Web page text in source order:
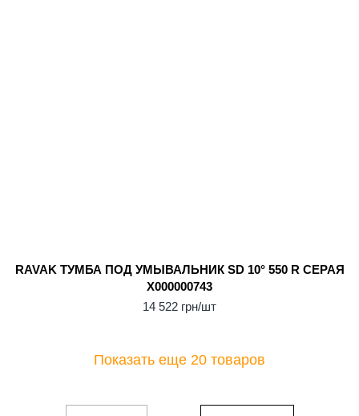
RAVAK ТУМБА ПОД УМЫВАЛЬНИК SD 10° 550 R СЕРАЯ
X000000743
14 522 грн/шт
Показать еще 20 товаров